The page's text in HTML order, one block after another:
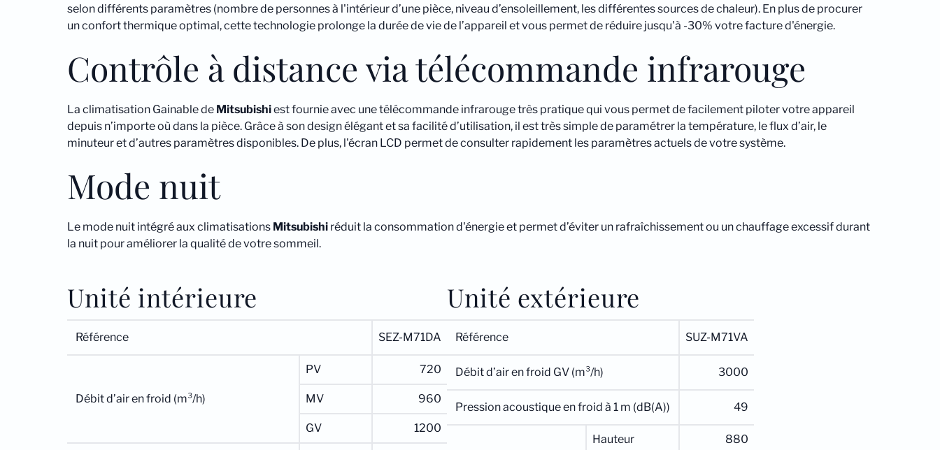
selon différents paramètres (nombre de personnes à l'intérieur d’une pièce, niveau d’ensoleillement, les différentes sources de chaleur). En plus de procurer
un confort thermique optimal, cette technologie prolonge la durée de vie de l’appareil et vous permet de réduire jusqu'à -30% votre facture d'énergie.
Contrôle à distance via télécommande infrarouge
La climatisation Gainable de Mitsubishiest fournie avec une télécommande infrarouge très pratique qui vous permet de facilement piloter votre appareil
depuis n’importe où dans la pièce. Grâce à son design élégant et sa facilité d’utilisation, il est très simple de paramétrer la température, le flux d’air, le
minuteur et d’autres paramètres disponibles. De plus, l'écran LCD permet de consulter rapidement les paramètres actuels de votre système.
Mode nuit
Le mode nuit intégré aux climatisations Mitsubishi réduit la consommation d'énergie et permet d’éviter un rafraîchissement ou un chauffage excessif durant
la nuit pour améliorer la qualité de votre sommeil.
Unité intérieure
Référence SEZ-M71DA
Débit d’air en froid (m³/h)
PV 720
MV 960
GV 1200
Unité extérieure
Référence SUZ-M71VA
Débit d’air en froid GV (m³/h) 3000
Pression acoustique en froid à 1 m (dB(A)) 49
Hauteur 880